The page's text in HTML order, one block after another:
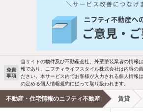
バス・トイレ別 2
洗濯機置場あり 独
エアコンあり
免責
事項
当サイトの物件及び不動産会社、外壁塗装業者の情報
報であり、ニフティライフスタイル株式会社は内容の
ださい。本サービス内でお客様が入力される個人情報
の定める個人情報規約に従って取り扱われます。
不動産・住宅情報のニフティ不動産 賃貸